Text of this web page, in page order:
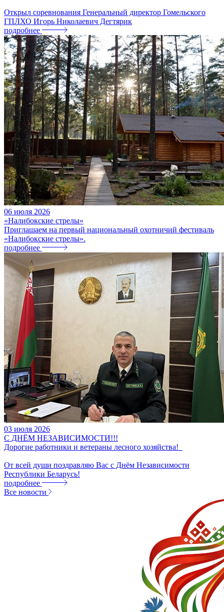
Открыл соревнования Генеральный директор Гомельского
ГПЛХО Игорь Николаевич Дегтярик
подробнее
06 июля 2026
«Налибокские стрелы»
Приглашаем на первый национальный охотничий фестиваль
«Налибокские стрелы».
подробнее
03 июля 2026
С ДНЁМ НЕЗАВИСИМОСТИ!!!
Дорогие работники и ветераны лесного хозяйства!
От всей души поздравляю Вас с Днём Независимости
Республики Беларусь!
подробнее
Все новости